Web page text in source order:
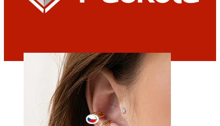
Bradavka
Czechia